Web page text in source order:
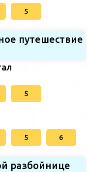
5
путешествие
5
5 6
разбойнице